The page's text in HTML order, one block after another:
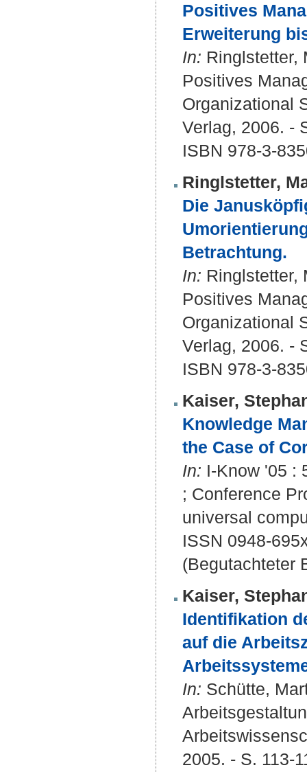
Positives
Erweiterung
In: Ringlstetter,
Positives
Organizational
Verlag, 2006. -
ISBN 978-3-
Ringlstetter,
Die
Betrachtung.
In: Ringlstetter,
Positives
Organizational
Verlag, 2006. -
ISBN 978-3-
Kaiser,
Knowledge
the Case of
In: I-Know '05 :
; Conference
universal
ISSN 0948-
(Begutachteter
Kaiser,
Identifikation
auf die
In: Schütte,
2005. - S. 113-